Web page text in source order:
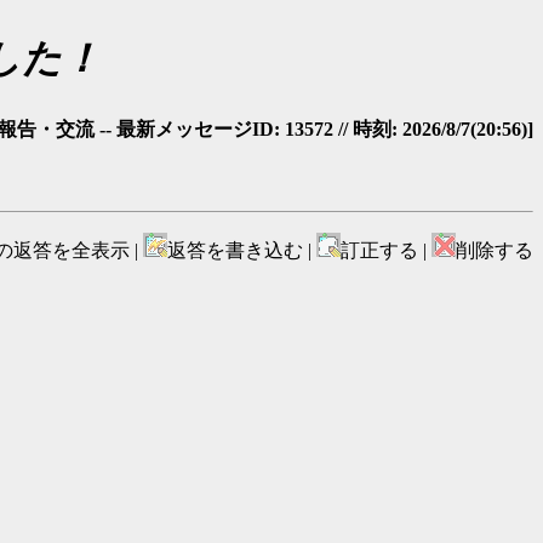
た！
・交流 -- 最新メッセージID: 13572 // 時刻: 2026/8/7(20:56)]
返答を全表示 | 返答を書き込む | 訂正する | 削除する